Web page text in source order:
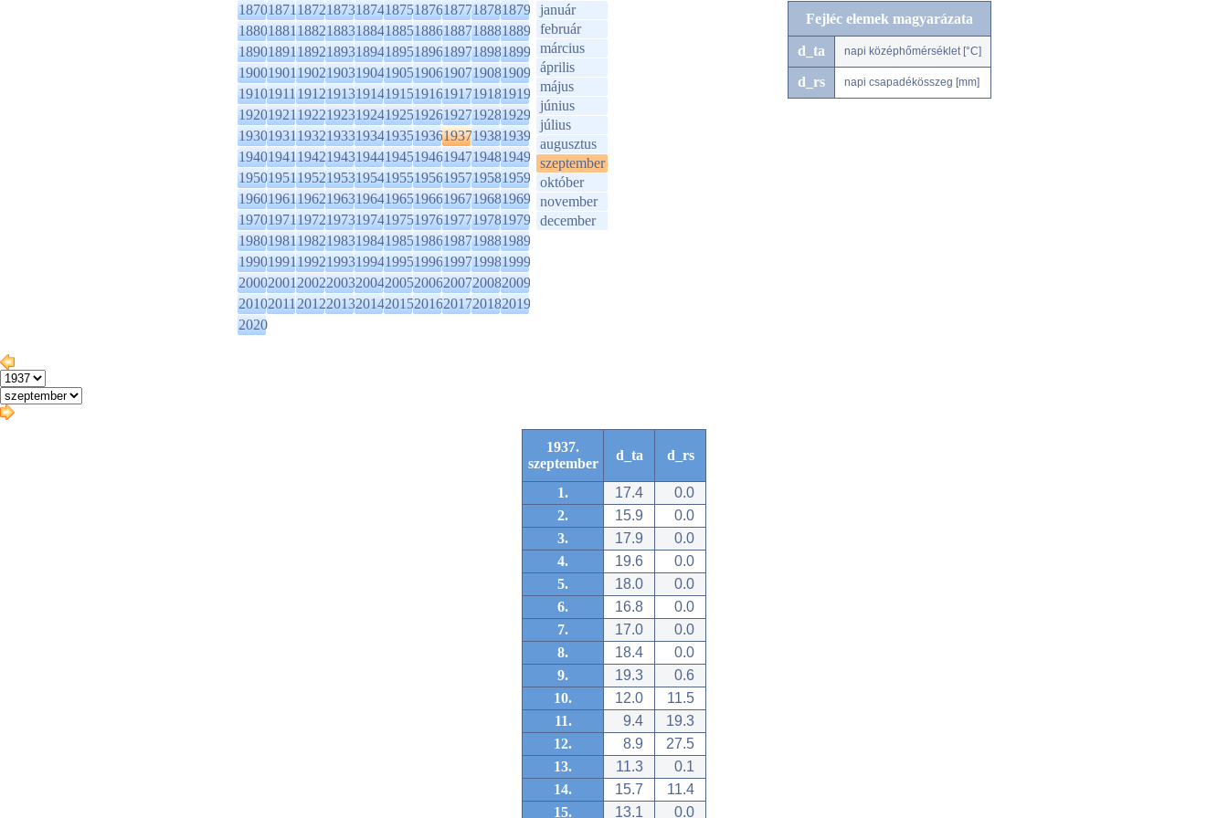
1870187118721873187418751876187718781879
1880188118821883188418851886188718881889
1890189118921893189418951896189718981899
1900190119021903190419051906190719081909
1910191119121913191419151916191719181919
1920192119221923192419251926192719281929
1930193119321933193419351936193719381939
1940194119421943194419451946194719481949
1950195119521953195419551956195719581959
1960196119621963196419651966196719681969
1970197119721973197419751976197719781979
1980198119821983198419851986198719881989
1990199119921993199419951996199719981999
2000200120022003200420052006200720082009
2010201120122013201420152016201720182019
2020
január
február
március
április
május
június
július
augusztus
szeptember
október
november
december
Fejléc elemek magyarázata
d_ta napi középhőmérséklet [°C]
d_rs napi csapadékösszeg [mm]
1937.
szeptember
d_ta d_rs
1. 17.4
0.0
2.
15.9
0.0
3.
17.9
0.0
4.
19.6
0.0
5.
18.0
0.0
6.
16.8
0.0
7.
17.0
0.0
8.
18.4
0.0
9.
19.3
0.6
10.
12.0
11.5
11.
9.4
19.3
12.
8.9
27.5
13.
11.3
0.1
14.
15.7
11.4
15.
13.1 0.0